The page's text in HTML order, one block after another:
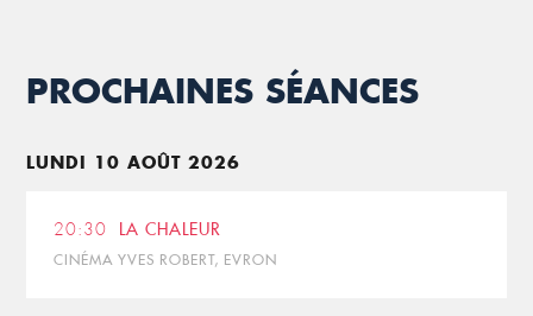
PROCHAINES SÉANCES
LUNDI 10 AOÛT 2026
20:30 LA CHALEUR
CINÉMA YVES ROBERT, EVRON